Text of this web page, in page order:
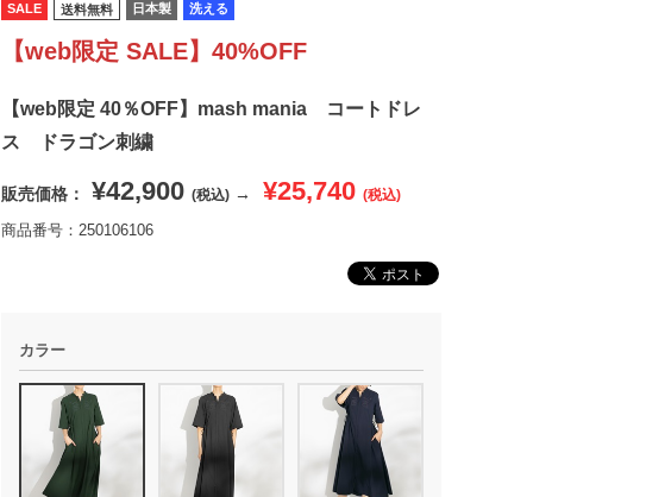
SALE 送料無料 日本製 洗える
【web限定 SALE】40%OFF
【web限定 40％OFF】mash mania コートドレ
ス ドラゴン刺繍
販売価格： ¥42,900 (税込) → ¥25,740 (税込)
商品番号：250106106
カラー